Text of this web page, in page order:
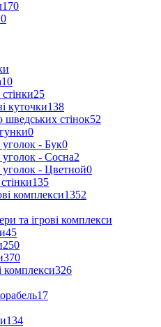
170
10
25
куточки138
шведських стінок52
0
- Бук0
- Сосна2
- Цветной0
135
комплекси1352
та ігрові комплекси
45
250
370
комплекси326
17
134